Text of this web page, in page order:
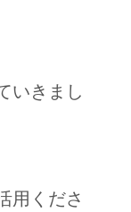
いきまし
用くださ